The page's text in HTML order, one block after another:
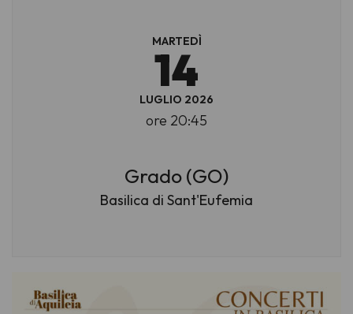
MARTEDÌ
14
LUGLIO 2026
ore 20:45
Grado (GO)
Basilica di Sant'Eufemia